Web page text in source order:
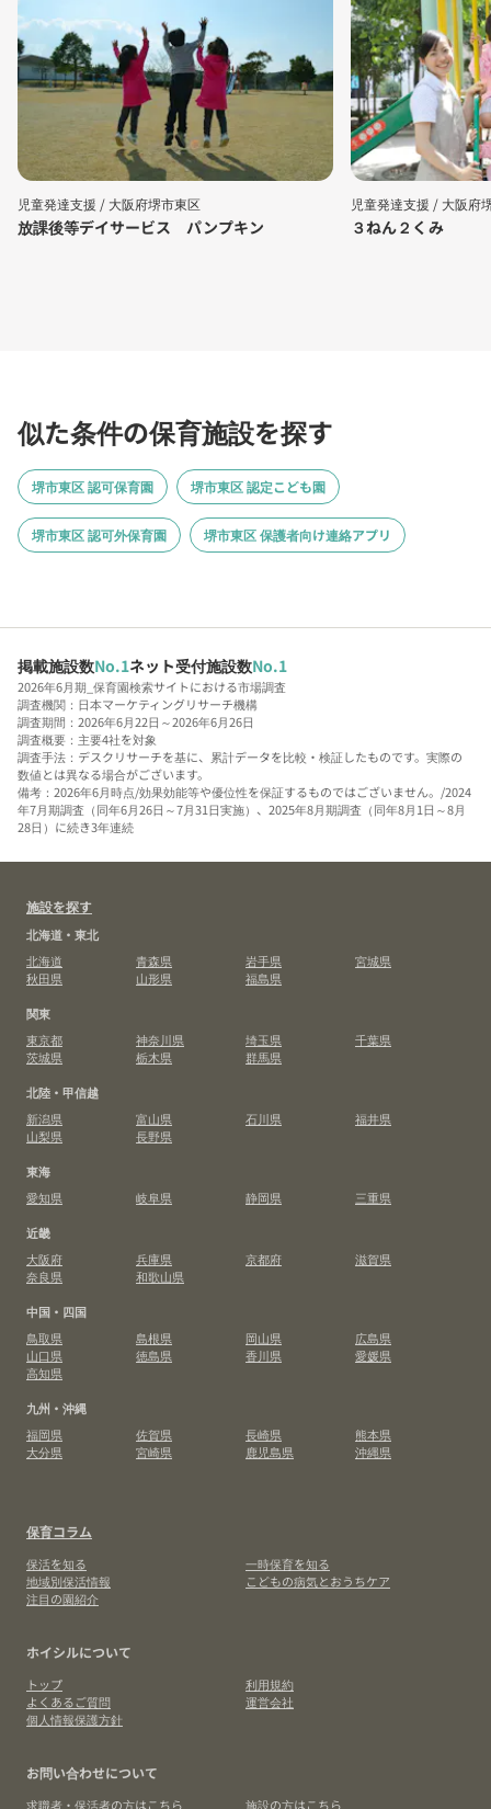
児童発達支援 / 大阪府堺市東区
放課後等デイサービス パンプキン
児童発達支援 / 大阪府
３ねん２くみ
似た条件の保育施設を探す
堺市東区 認可保育園 堺市東区 認定こども園
堺市東区 認可外保育園 堺市東区 保護者向け連絡アプリ
掲載施設数No.1ネット受付施設数No.1
2026年6月期_保育園検索サイトにおける市場調査
調査機関：日本マーケティングリサーチ機構
調査期間：2026年6月22日～2026年6月26日
調査概要：主要4社を対象
調査手法：デスクリサーチを基に、累計データを比較・検証したものです。実際の
数値とは異なる場合がございます。
備考：2026年6月時点/効果効能等や優位性を保証するものではございません。/2024
年7月期調査（同年6月26日～7月31日実施）、2025年8月期調査（同年8月1日～8月
28日）に続き3年連続
施設を探す
北海道・東北
北海道
青森県 岩手県
宮城県
秋田県
山形県
福島県
関東
東京都
神奈川県 埼玉県
千葉県
茨城県
栃木県
群馬県
北陸・甲信越
新潟県
富山県 石川県
福井県
山梨県
長野県
東海
愛知県
岐阜県 静岡県
三重県
近畿
大阪府
兵庫県 京都府
滋賀県
奈良県
和歌山県
中国・四国
鳥取県
島根県 岡山県
広島県
山口県
徳島県 香川県
愛媛県
高知県
九州・沖縄
福岡県
佐賀県 長崎県
熊本県
大分県
宮崎県 鹿児島県 沖縄県
保育コラム
保活を知る
一時保育を知る
地域別保活情報
こどもの病気とおうちケア
注目の園紹介
ホイシルについて
トップ
利用規約
よくあるご質問
運営会社
個人情報保護方針
お問い合わせについて
求職者・保活者の方はこちら 施設の方はこちら